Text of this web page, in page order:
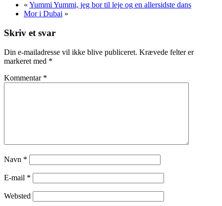
« Yummi Yummi, jeg bor til leje og en allersidste dans
Mor i Dubai »
Skriv et svar
Din e-mailadresse vil ikke blive publiceret. Krævede felter er
markeret med *
Kommentar *
Navn *
E-mail *
Websted